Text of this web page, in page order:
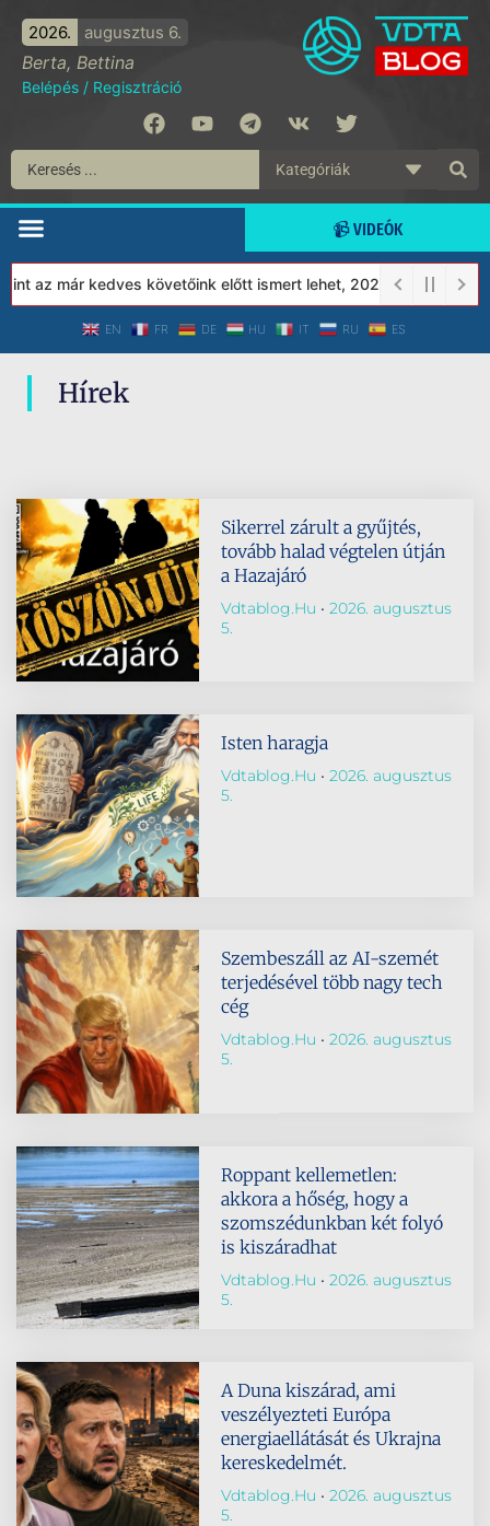
2026. augusztus 6.
Berta, Bettina
Belépés / Regisztráció
📹 VIDEÓK
az már kedves követőink előtt ismert lehet, 2023-tól a Védett
EN FR DE HU IT RU ES
Hírek
Sikerrel zárult a gyűjtés,
tovább halad végtelen útján
a Hazajáró
Vdtablog.hu
2026. augusztus
5.
Isten haragja
Vdtablog.hu
2026. augusztus
5.
Szembeszáll az AI-szemét
terjedésével több nagy tech
cég
Vdtablog.hu
2026. augusztus
5.
Roppant kellemetlen:
akkora a hőség, hogy a
szomszédunkban két folyó
is kiszáradhat
Vdtablog.hu
2026. augusztus
5.
A Duna kiszárad, ami
veszélyezteti Európa
energiaellátását és Ukrajna
kereskedelmét.
Vdtablog.hu
2026. augusztus
5.